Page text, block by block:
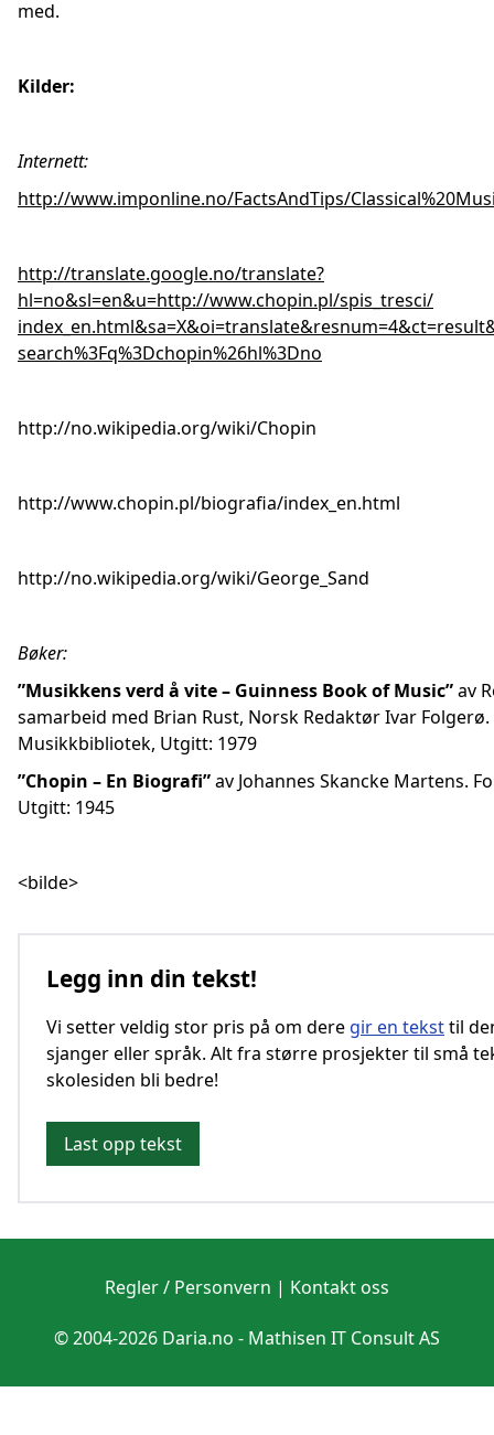
med.
Kilder:
Internett:
http://www.imponline.no/FactsAndTips/
http://translate.google.no/translate?
hl=no&sl=en&u=http://www.chopin.pl/spis_tresci/
search%3Fq%3Dchopin%26hl%3Dno
http://no.wikipedia.org/wiki/Chopin
http://www.chopin.pl/biografia/index_en.html
http://no.wikipedia.org/wiki/George_Sand
Bøker:
”Musikkens verd å vite – Guinness Book of Music”av
samarbeid med Brian Rust, Norsk Redaktør Ivar
Musikkbibliotek, Utgitt: 1979
”Chopin – En Biografi”av Johannes Skancke Martens.
Utgitt: 1945
<bilde>
Legg inn din tekst!
Vi setter veldig stor pris på om dere gir en teksttil
sjanger eller språk. Alt fra større prosjekter til små
skolesiden bli bedre!
Last opp tekst
Regler / Personvern | Kontakt oss
© 2004-2026 Daria.no - Mathisen IT Consult AS